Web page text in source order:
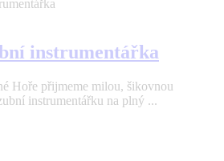
instrumentářka
Hoře přijmeme milou, šikovnou
instrumentářku na plný ...